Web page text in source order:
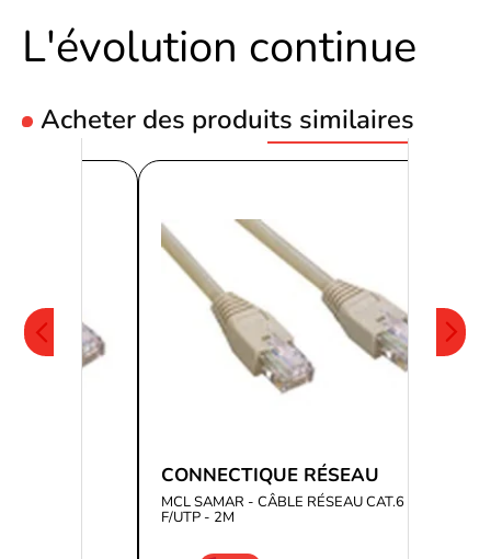
L'évolution continue
Acheter des produits similaires
CONNECTIQUE RÉSEAU
MCL SAMAR - CÂBLE RÉSEAU CAT.6
F/UTP - 2M